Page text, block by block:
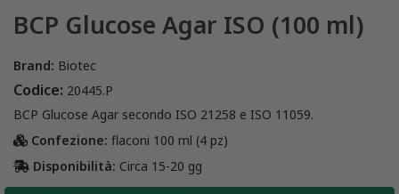
BCP Glucose Agar ISO (100 ml)
Brand: Biotec
Codice: 20445.P
BCP Glucose Agar secondo ISO 21258 e ISO 11059.
Confezione: flaconi 100 ml (4 pz)
Disponibilità: Circa 15-20 gg